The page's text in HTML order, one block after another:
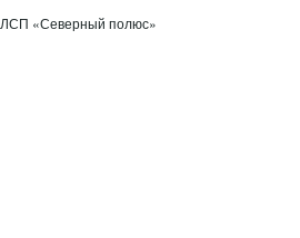
ЛСП «Северный полюс»